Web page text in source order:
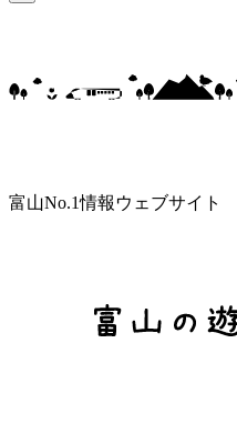
富山No.1情報ウェブサイト